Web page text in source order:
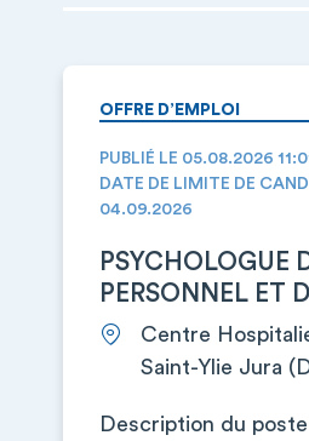
OFFRE D’EMPLOI
PUBLIÉ LE 05.08.2026
DATE DE LIMITE DE
04.09.2026
PSYCHOLOGUE
PERSONNEL ET
Centre
Saint-Ylie Jura
Description du poste